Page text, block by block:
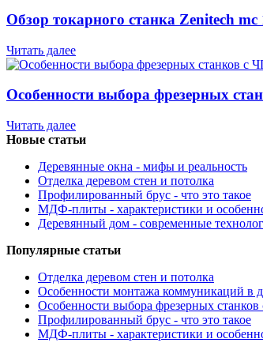
Обзор токарного станка Zenitech mc
Читать далее
Особенности выбора фрезерных
Читать далее
Новые статьи
Деревянные окна - мифы и реальность
Отделка деревом стен и потолка
Профилированный брус - что это такое
МДФ-плиты - характеристики и
Деревянный дом - современные
Популярные статьи
Отделка деревом стен и потолка
Особенности монтажа коммуникаций в
Особенности выбора фрезерных
Профилированный брус - что это такое
МДФ-плиты - характеристики и